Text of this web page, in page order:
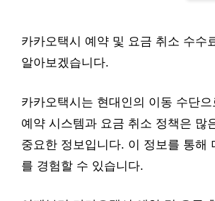
카카오택시 예약 및 요금 취소 수수
알아보겠습니다.
카카오택시는 현대인의 이동 수단
예약 시스템과 요금 취소 정책은 많
중요한 정보입니다. 이 정보를 통해
를 경험할 수 있습니다.